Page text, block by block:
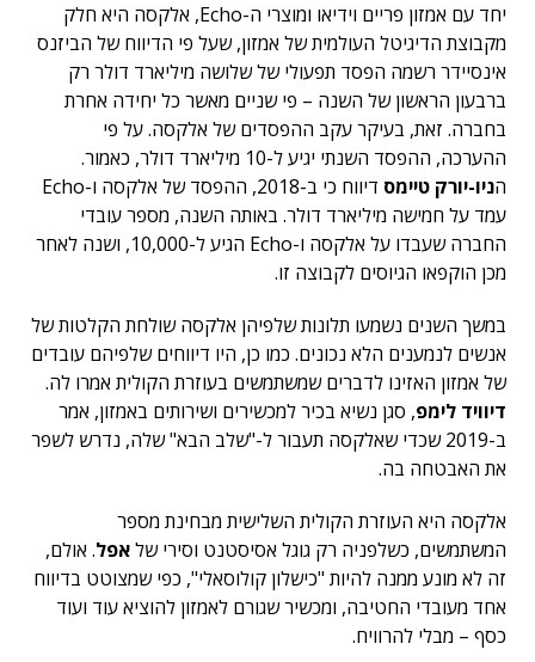
יחד עם אמזון פריים וידיאו ומוצרי ה-Echo, אלקסה היא חלק
מקבוצת הדיגיטל העולמית של אמזון, שעל פי הדיווח של הביזנס
אינסיידר רשמה הפסד תפעולי של שלושה מיליארד דולר רק
ברבעון הראשון של השנה – פי שניים מאשר כל יחידה אחרת
בחברה. זאת, בעיקר עקב ההפסדים של אלקסה. על פי
ההערכה, ההפסד השנתי יגיע ל-10 מיליארד דולר, כאמור.
הניו-יורק טיימס
דיווח כי ב-2018, ההפסד של אלקסה ו-Echo
עמד על חמישה מיליארד דולר. באותה השנה, מספר עובדי
החברה שעבדו על אלקסה ו-Echo הגיע ל-10,000, ושנה לאחר
מכן הוקפאו הגיוסים לקבוצה זו.
במשך השנים נשמעו תלונות שלפיהן אלקסה שולחת הקלטות של
אנשים לנמענים הלא נכונים. כמו כן, היו דיווחים שלפיהם עובדים
של אמזון האזינו לדברים שמשתמשים בעוזרת הקולית אמרו לה.
דיוויד לימפ, סגן נשיא בכיר למכשירים ושירותים באמזון, אמר
ב-2019 שכדי שאלקסה תעבור ל-"שלב הבא" שלה, נדרש לשפר
את האבטחה בה.
אלקסה היא העוזרת הקולית השלישית מבחינת מספר
המשתמשים, כשלפניה רק גוגל אסיסטנט וסירי שלאפל. אולם,
זה לא מונע ממנה להיות "כישלון קולוסאלי", כפי שמצוטט בדיווח
אחד מעובדי החטיבה, ומכשיר שגורם לאמזון להוציא עוד ועוד
כסף – מבלי להרוויח.